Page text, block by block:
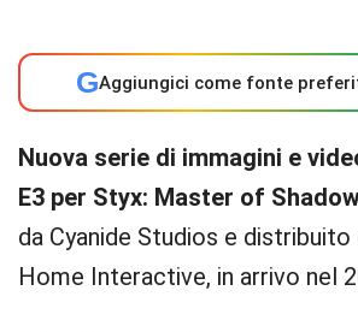
GAggiungici come fonte
Nuova serie di immagini e
E3 per Styx: Master of
da Cyanide Studios e distribuito
Home Interactive, in arrivo nel